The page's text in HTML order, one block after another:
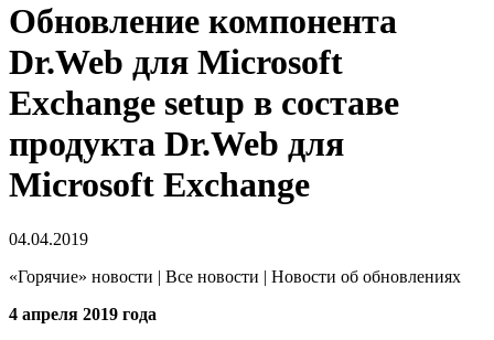
Обновление компонента
Dr.Web для Microsoft
Exchange setup в составе
продукта Dr.Web для
Microsoft Exchange
04.04.2019
«Горячие» новости | Все новости | Новости об обновлениях
4 апреля 2019 года